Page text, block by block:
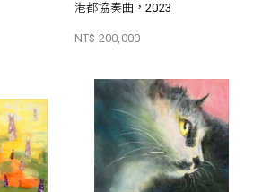
港都協奏曲，2023
NT$ 200,000